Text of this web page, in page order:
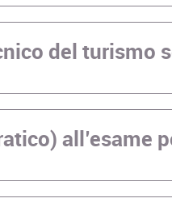
del turismo
all’esame